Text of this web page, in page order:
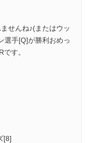
せんね♪(またはウッ
選手[Q]が勝利おめっ
す。
[8]